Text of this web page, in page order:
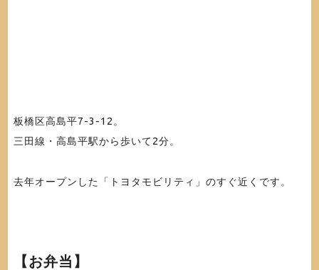
板橋区高島平7-3-12。
三田線・高島平駅から歩いて2分。
去年オープンした「トヨタモビリティ」のすぐ近くです。
【お弁当】